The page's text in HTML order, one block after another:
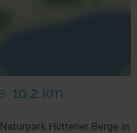
10,2 km
Hüttener Berge in